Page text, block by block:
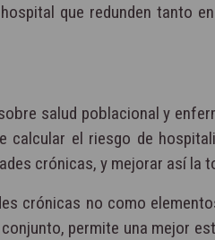
que redunden tanto
salud poblacional y
calcular el riesgo de
crónicas, y mejorar así la
crónicas no como
permite una mejor